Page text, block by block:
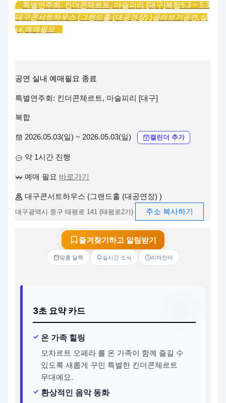
특별연주회: 킨더콘체르트, 마술피리 [대구]복합5.3 ~ 5.3
대구콘서트하우스 (그랜드홀 (대공연장) )골라보기공연,실
내,예매필요
공연 실내 예매필요 종료
특별연주회: 킨더콘체르트, 마술피리 [대구]
복합
2026.05.03(일) ~ 2026.05.03(일) 캘린더 추가
약 1시간 진행
예매 필요 바로가기
대구콘서트하우스 (그랜드홀 (대공연장) )
대구광역시 중구 태평로 141 (태평로2가) 주소 복사하기
즐겨찾기하고 알림받기
맞춤 달력 실시간 소식 리마인더
3초 요약 카드
온 가족 힐링
모차르트 오페라 를 온 가족이 함께 즐길 수
있도록 새롭게 꾸민 특별한 킨더콘체르트
무대예요.
환상적인 음악 동화